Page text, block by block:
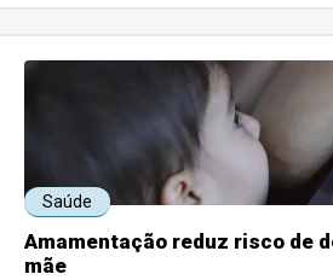
Saúde
Amamentação reduz risco de
mãe